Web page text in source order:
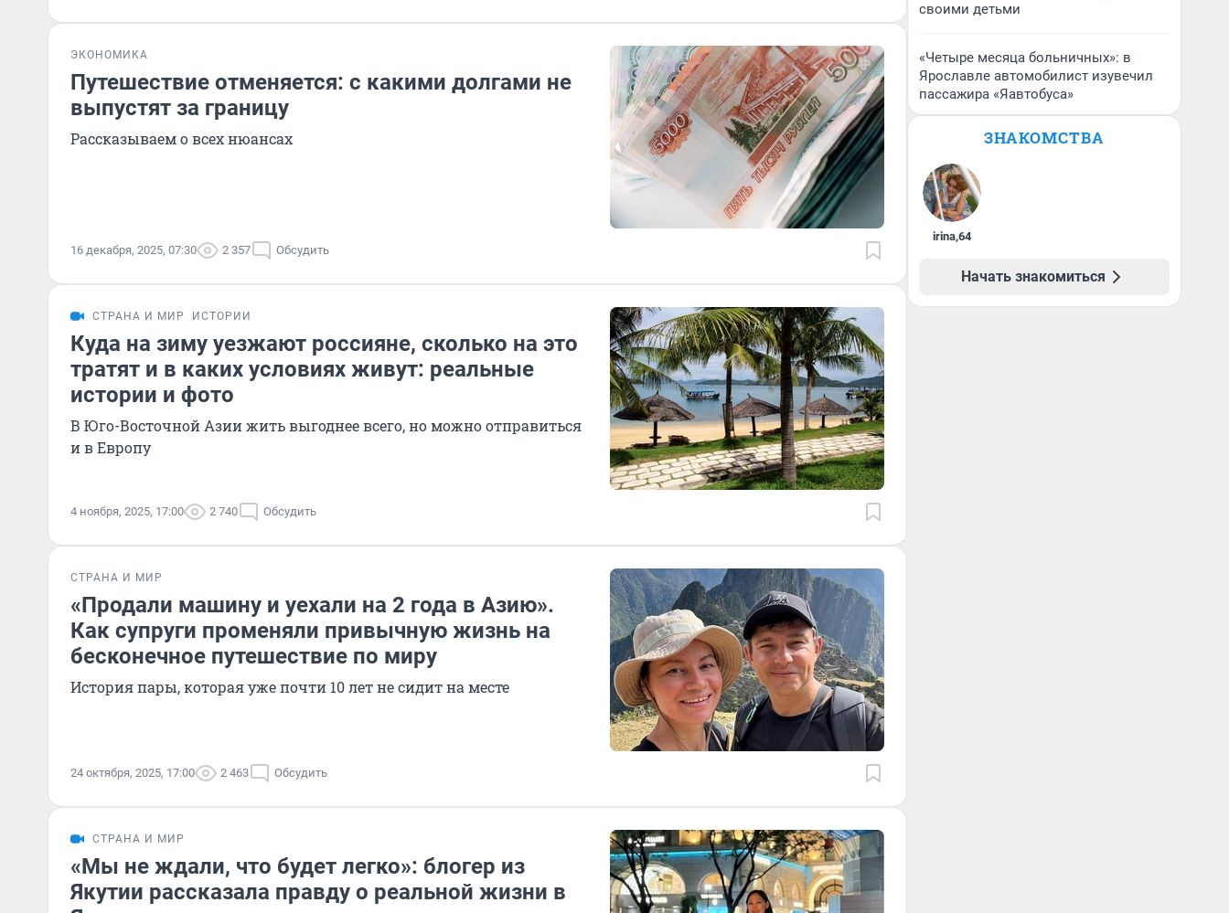
ЭКОНОМИКА
Путешествие отменяется: с какими долгами не
выпустят за границу
Рассказываем о всех нюансах
16 декабря, 2025, 07:30 2 357 Обсудить
СТРАНА И МИР ИСТОРИИ
Куда на зиму уезжают россияне, сколько на это
тратят и в каких условиях живут: реальные
истории и фото
В Юго-Восточной Азии жить выгоднее всего, но можно отправиться
и в Европу
4 ноября, 2025, 17:00 2 740 Обсудить
СТРАНА И МИР
«Продали машину и уехали на 2 года в Азию».
Как супруги променяли привычную жизнь на
бесконечное путешествие по миру
История пары, которая уже почти 10 лет не сидит на месте
24 октября, 2025, 17:00 2 463 Обсудить
СТРАНА И МИР
«Мы не ждали, что будет легко»: блогер из
Якутии рассказала правду о реальной жизни в
своими детьми
«Четыре месяца больничных»: в
Ярославле автомобилист изувечил
пассажира «Яавтобуса»
ЗНАКОМСТВА
irina,64
Начать знакомиться